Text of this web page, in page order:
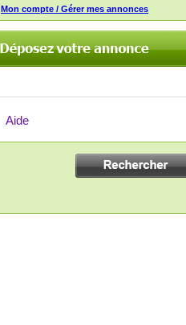
Mon compte / Gérer mes annonces
Aide